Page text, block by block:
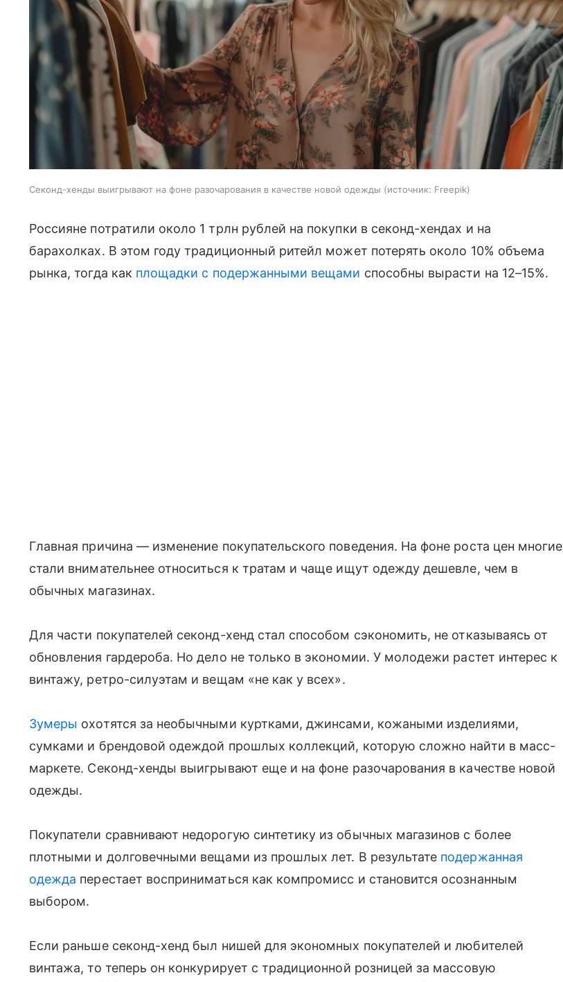
Секонд-хенды выигрывают на фоне разочарования в качестве новой одежды источник: Freepik
Россияне потратили около 1 трлн рублей на покупки в секонд-хендах и на
барахолках. В этом году традиционный ритейл может потерять около 10% объема
рынка, тогда как площадки с подержанными вещами способны вырасти на 12–15%.
Главная причина — изменение покупательского поведения. На фоне роста цен многие
стали внимательнее относиться к тратам и чаще ищут одежду дешевле, чем в
обычных магазинах.
Для части покупателей секонд-хенд стал способом сэкономить, не отказываясь от
обновления гардероба. Но дело не только в экономии. У молодежи растет интерес к
винтажу, ретро-силуэтам и вещам «не как у всех».
Зумеры охотятся за необычными куртками, джинсами, кожаными изделиями,
сумками и брендовой одеждой прошлых коллекций, которую сложно найти в масс-
маркете. Секонд-хенды выигрывают еще и на фоне разочарования в качестве новой
одежды.
Покупатели сравнивают недорогую синтетику из обычных магазинов с более
плотными и долговечными вещами из прошлых лет. В результате подержанная
одежда перестает восприниматься как компромисс и становится осознанным
выбором.
Если раньше секонд-хенд был нишей для экономных покупателей и любителей
винтажа, то теперь он конкурирует с традиционной розницей за массовую